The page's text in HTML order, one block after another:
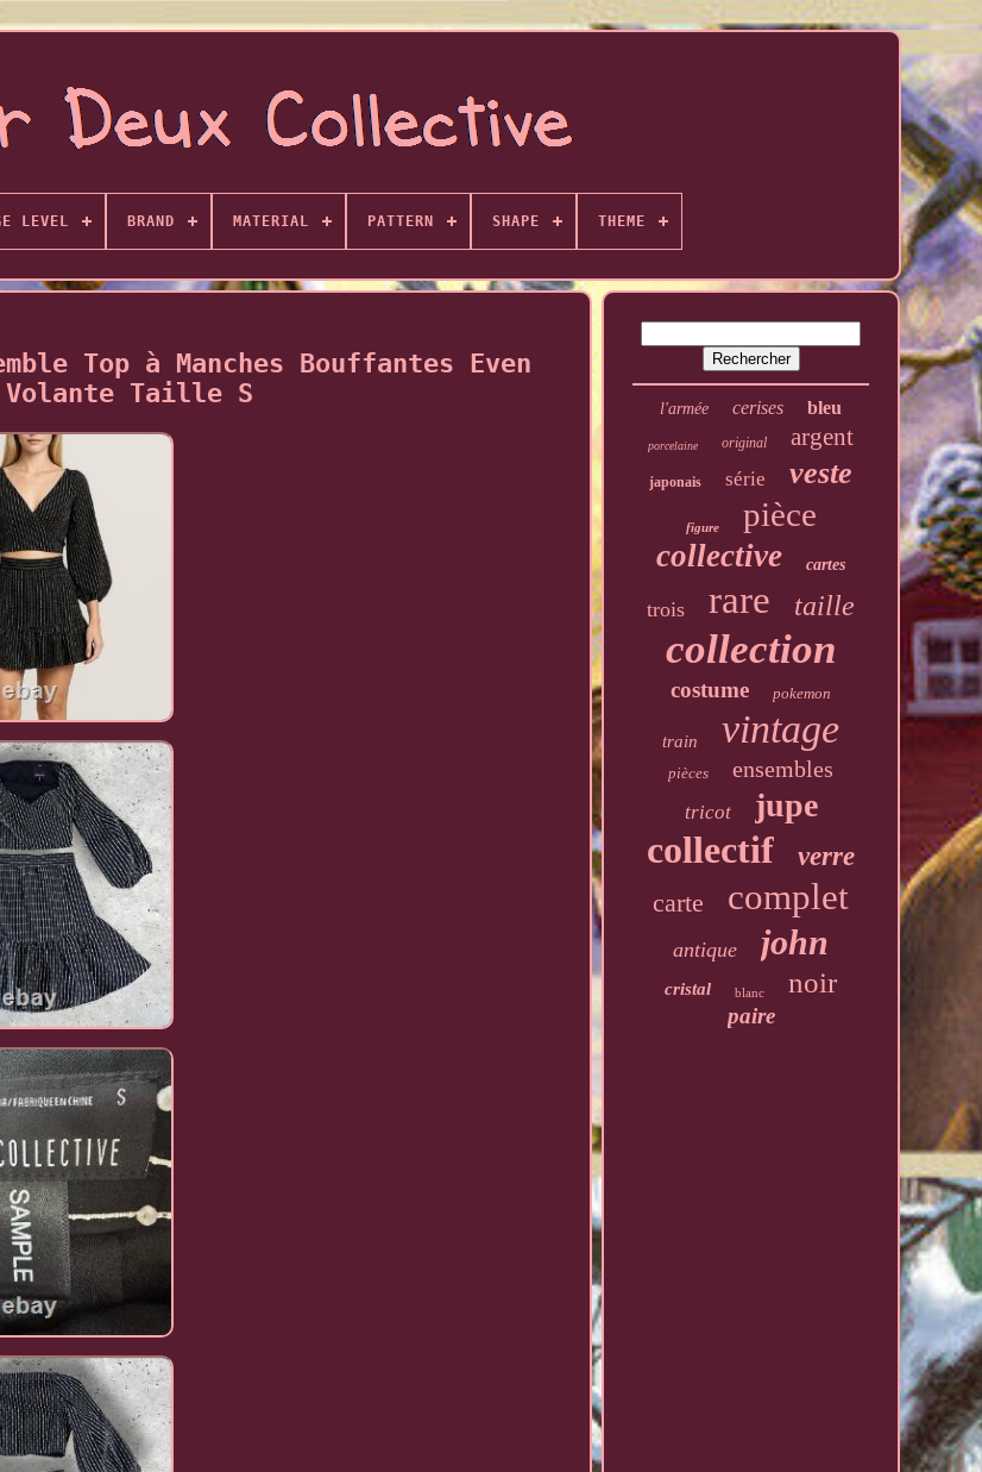
LEVEL BRAND MATERIAL PATTERN SHAPE THEME
Top à Manches Bouffantes Even
Volante Taille S
l'armée cerises bleu
porcelaine original argent
japonais série veste
figure pièce
collective cartes
trois rare taille
collection
costume pokemon
train vintage
pièces ensembles
tricot jupe
collectif
verre
carte
complet
antique john
cristal blanc noir
paire